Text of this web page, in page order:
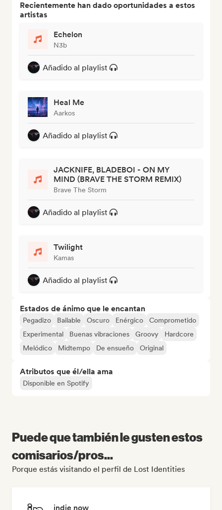
Recientemente han dado oportunidades a estos
artistas
Echelon
N3b
Añadido al playlist
Heal Me
Aarkos
Añadido al playlist
JACKNIFE, BLADEBOI - ON MY
MIND (BRAVE THE STORM REMIX)
Brave The Storm
Añadido al playlist
Twilight
Kamas
Añadido al playlist
Estados de ánimo que le encantan
Pegadizo Bailable Oscuro Enérgico
Comprometido
Experimental
Buenas vibraciones Groovy
Hardcore
Melódico
Midtempo De ensueño Original
Atributos que él/ella ama
Disponible en Spotify
Puede que también le gusten estos
comisarios/pros...
Porque estás visitando el perfil de Lost Identities
indie now